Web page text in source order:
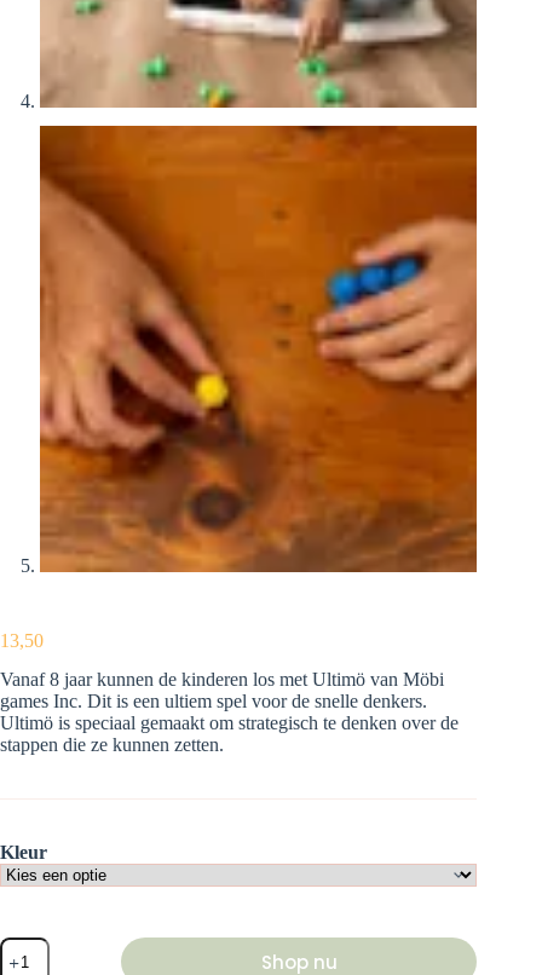
13,50
Vanaf 8 jaar kunnen de kinderen los met Ultimö van Möbi
games Inc. Dit is een ultiem spel voor de snelle denkers.
Ultimö is speciaal gemaakt om strategisch te denken over de
stappen die ze kunnen zetten.
Kleur
Ultimö
aantal
Shop nu